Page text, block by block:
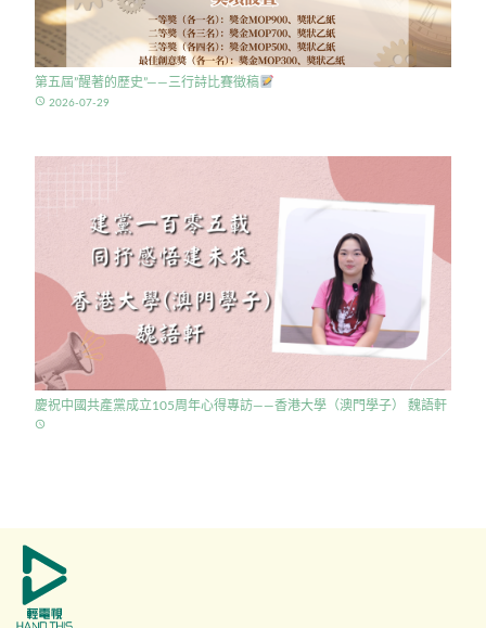
第五屆”醒著的歷史”——三行詩比賽徵稿
access_time 2026-07-29
慶祝中國共產黨成立105周年心得專訪——香港大學（澳門學子） 魏語軒
access_time